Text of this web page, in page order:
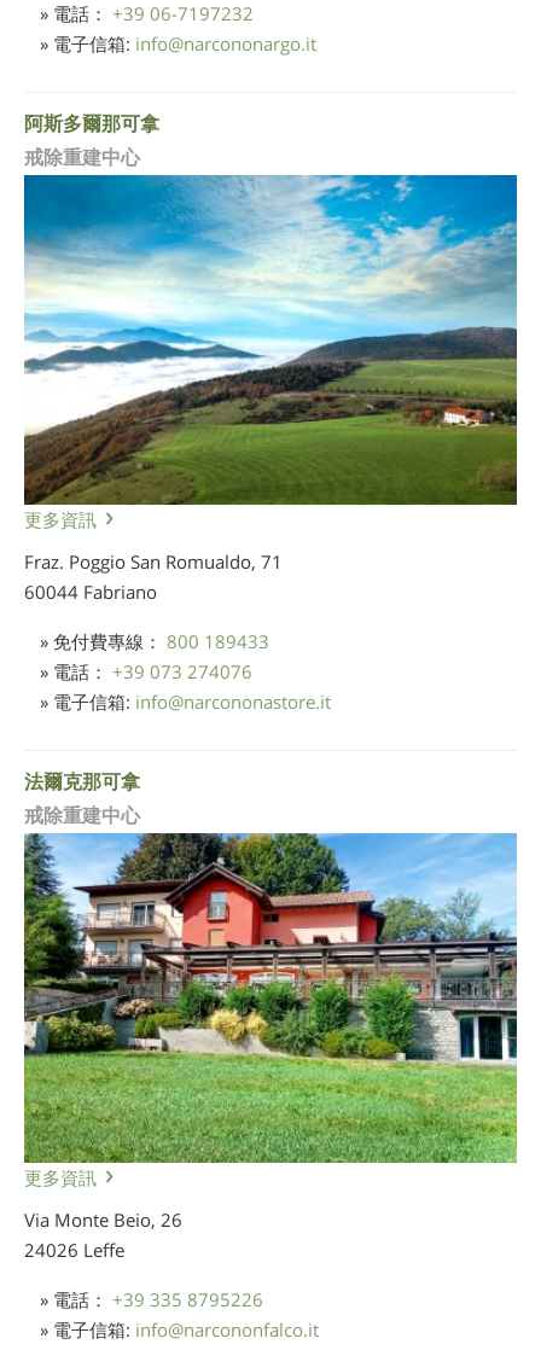
» 電話： +39 06-7197232
» 電子信箱: info@narcononargo.it
阿斯多爾那可拿
戒除重建中心
更多資訊
Fraz. Poggio San Romualdo, 71
60044 Fabriano
» 免付費專線： 800 189433
» 電話： +39 073 274076
» 電子信箱: info@narcononastore.it
法爾克那可拿
戒除重建中心
更多資訊
Via Monte Beio, 26
24026 Leffe
» 電話： +39 335 8795226
» 電子信箱: info@narcononfalco.it